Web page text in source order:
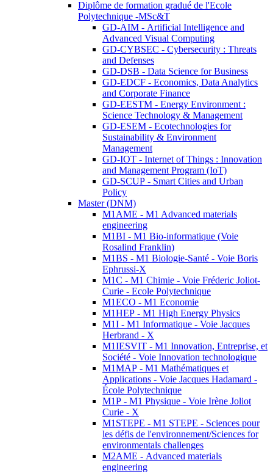
Diplôme de formation gradué de l'Ecole
Polytechnique -MSc&T
GD-AIM - Artificial Intelligence and
Advanced Visual Computing
GD-CYBSEC - Cybersecurity : Threats
and Defenses
GD-DSB - Data Science for Business
GD-EDCF - Economics, Data Analytics
and Corporate Finance
GD-EESTM - Energy Environment :
Science Technology & Management
GD-ESEM - Ecotechnologies for
Sustainability & Environment
Management
GD-IOT - Internet of Things : Innovation
and Management Program (IoT)
GD-SCUP - Smart Cities and Urban
Policy
Master (DNM)
M1AME - M1 Advanced materials
engineering
M1BI - M1 Bio-informatique (Voie
Rosalind Franklin)
M1BS - M1 Biologie-Santé - Voie Boris
Ephrussi-X
M1C - M1 Chimie - Voie Fréderic Joliot-
Curie - Ecole Polytechnique
M1ECO - M1 Economie
M1HEP - M1 High Energy Physics
M1I - M1 Informatique - Voie Jacques
Herbrand - X
M1IESVIT - M1 Innovation, Entreprise, et
Société - Voie Innovation technologique
M1MAP - M1 Mathématiques et
Applications - Voie Jacques Hadamard -
École Polytechnique
M1P - M1 Physique - Voie Irène Joliot
Curie - X
M1STEPE - M1 STEPE - Sciences pour
les défis de l'environnement/Sciences for
environmentals challenges
M2AME - Advanced materials
engineering